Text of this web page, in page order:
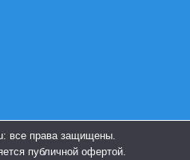
все права защищены.
публичной офертой.